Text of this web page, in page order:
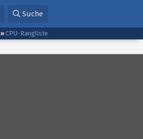
Suche
CPU-Rangliste